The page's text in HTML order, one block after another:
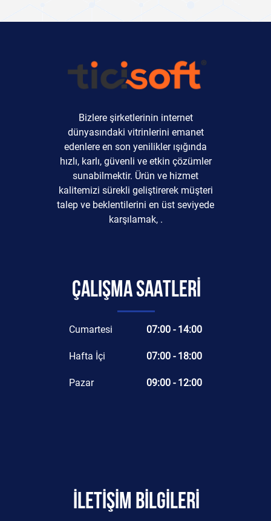
Bizlere şirketlerinin internet
dünyasındaki vitrinlerini emanet
edenlere en son yenilikler ışığında
hızlı, karlı, güvenli ve etkin çözümler
sunabilmektir. Ürün ve hizmet
kalitemizi sürekli geliştirerek müşteri
talep ve beklentilerini en üst seviyede
karşılamak, .
ÇALIŞMA SAATLERİ
Cumartesi 07:00 - 14:00
Hafta İçi 07:00 - 18:00
Pazar 09:00 - 12:00
İLETİŞİM BİLGİLERİ